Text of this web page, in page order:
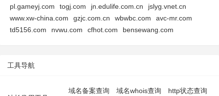
pl.gameyj.com
togj.com jn.edulife.com.cn
jslyg.vnet.cn
www.xw-china.com
gzjc.com.cn wbwbc.com
avc-mr.com
td5156.com
nvwu.com cfhot.com bensewang.com
工具导航
域名备案查询 域名whois查询
http状态查询